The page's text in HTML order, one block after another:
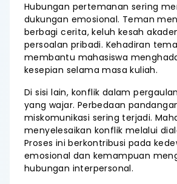
Hubungan pertemanan sering
dukungan emosional. Teman
berbagi cerita, keluh kesah
persoalan pribadi. Kehadiran
membantu mahasiswa
kesepian selama masa kuliah.
Di sisi lain, konflik dalam
yang wajar. Perbedaan
miskomunikasi sering terjadi.
menyelesaikan konflik melalui
Proses ini berkontribusi pada
emosional dan kemampuan
hubungan interpersonal.